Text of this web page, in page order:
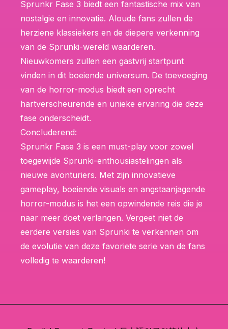
Sprunkr Fase 3 biedt een fantastische mix van
nostalgie en innovatie. Aloude fans zullen de
herziene klassiekers en de diepere verkenning
van de Sprunki-wereld waarderen.
Nieuwkomers zullen een gastvrij startpunt
vinden in dit boeiende universum. De toevoeging
van de horror-modus biedt een oprecht
hartverscheurende en unieke ervaring die deze
fase onderscheidt.
Concluderend:
Sprunkr Fase 3 is een must-play voor zowel
toegewijde Sprunki-enthousiastelingen als
nieuwe avonturiers. Met zijn innovatieve
gameplay, boeiende visuals en angstaanjagende
horror-modus is het een opwindende reis die je
naar meer doet verlangen. Vergeet niet de
eerdere versies van Sprunki te verkennen om
de evolutie van deze favoriete serie van de fans
volledig te waarderen!